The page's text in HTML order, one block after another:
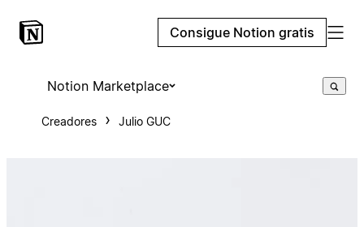
Consigue Notion gratis
Notion Marketplace
Creadores Julio GUC